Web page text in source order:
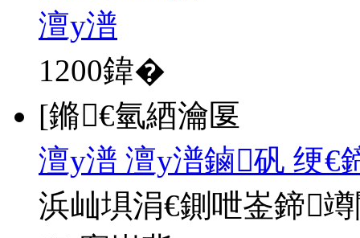
澶у潽
1200鍏�
[鏅€氫綇瀹匽
澶у潽 澶у潽鏀矾 绠
浜屾埧涓€鍘呭崟鍗